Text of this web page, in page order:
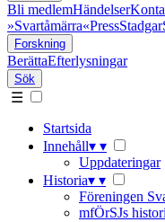
Bli medlemHändelser
»Svartåmärra«PressStadgar
Forskning
BerättaEfterlysningar
Sök
☰
Startsida
Innehåll▾ ▾
Uppdateringar
Historia▾ ▾
Föreningen
mfÖrSJs